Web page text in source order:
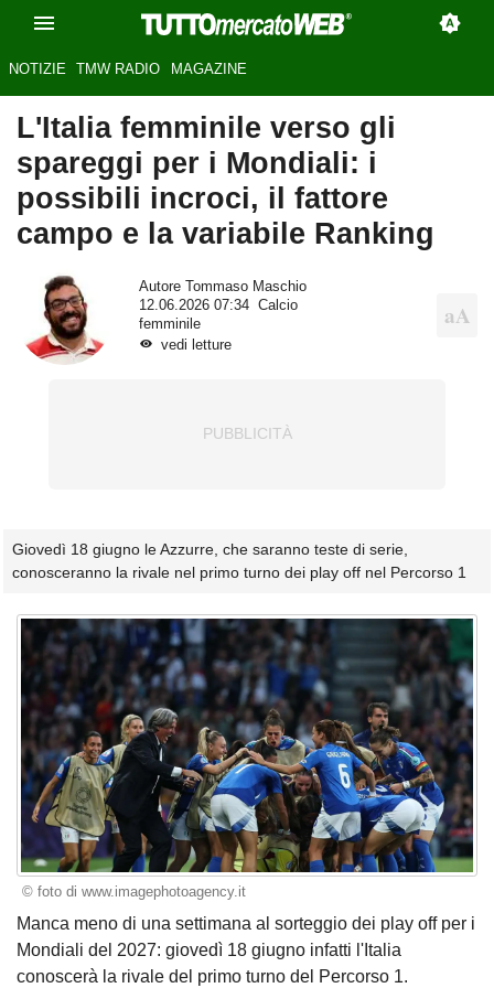
NOTIZIE TMW RADIO MAGAZINE
L'Italia femminile verso gli
spareggi per i Mondiali: i
possibili incroci, il fattore
campo e la variabile Ranking
Autore
Tommaso Maschio
12.06.2026 07:34
Calcio
femminile
vedi letture
Giovedì 18 giugno le Azzurre, che saranno teste di serie,
conosceranno la rivale nel primo turno dei play off nel Percorso 1
© foto di www.imagephotoagency.it
Manca meno di una settimana al sorteggio dei play off per i
Mondiali del 2027: giovedì 18 giugno infatti l'Italia
conoscerà la rivale del primo turno del Percorso 1.